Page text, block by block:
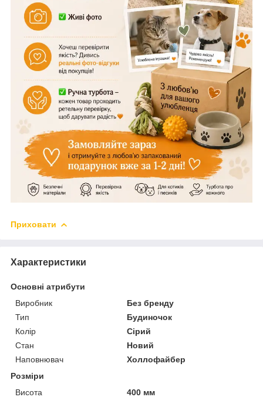
Приховати
Характеристики
Основні атрибути
Виробник
Без бренду
Тип
Будиночок
Колір
Сірий
Стан
Новий
Наповнювач
Холлофайбер
Розміри
Висота
400 мм